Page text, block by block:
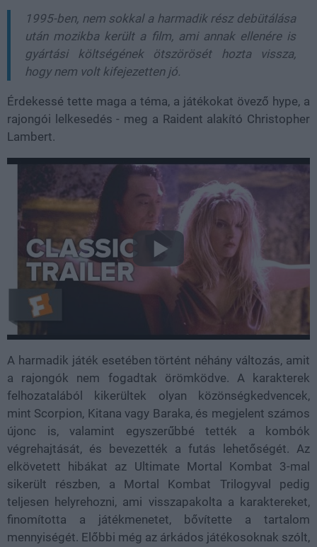
1995-ben, nem sokkal a harmadik rész debütálása
után mozikba került a film, ami annak ellenére is
gyártási költségének ötszörösét hozta vissza,
hogy nem volt kifejezetten jó.
Érdekessé tette maga a téma, a játékokat övező hype, a
rajongói lelkesedés - meg a Raident alakító Christopher
Lambert.
A harmadik játék esetében történt néhány változás, amit
a rajongók nem fogadtak örömködve. A karakterek
felhozatalából kikerültek olyan közönségkedvencek,
mint Scorpion, Kitana vagy Baraka, és megjelent számos
újonc is, valamint egyszerűbbé tették a kombók
végrehajtását, és bevezették a futás lehetőségét. Az
elkövetett hibákat az Ultimate Mortal Kombat 3-mal
sikerült részben, a Mortal Kombat Trilogyval pedig
teljesen helyrehozni, ami visszapakolta a karaktereket,
finomította a játékmenetet, bővítette a tartalom
mennyiségét. Előbbi még az árkádos játékosoknak szólt,